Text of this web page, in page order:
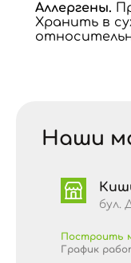
Аллергены.
Хранить в
Наши
бул.
Построить
График